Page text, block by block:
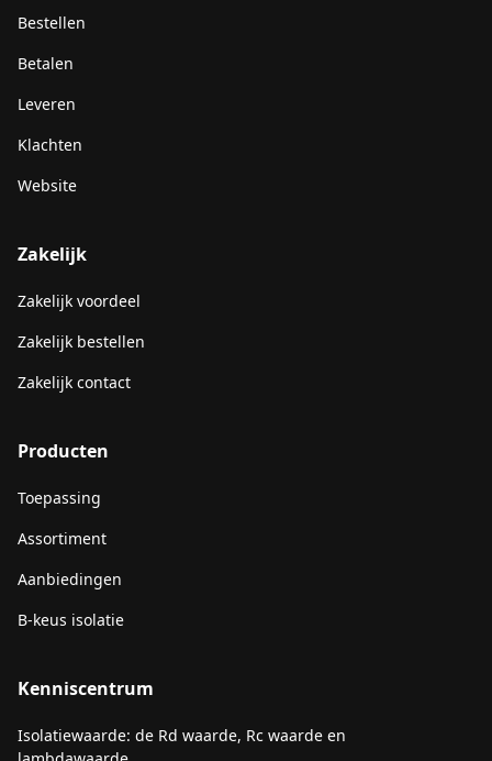
Bestellen
Betalen
Leveren
Klachten
Website
Zakelijk
Zakelijk voordeel
Zakelijk bestellen
Zakelijk contact
Producten
Toepassing
Assortiment
Aanbiedingen
B-keus isolatie
Kenniscentrum
Isolatiewaarde: de Rd waarde, Rc waarde en